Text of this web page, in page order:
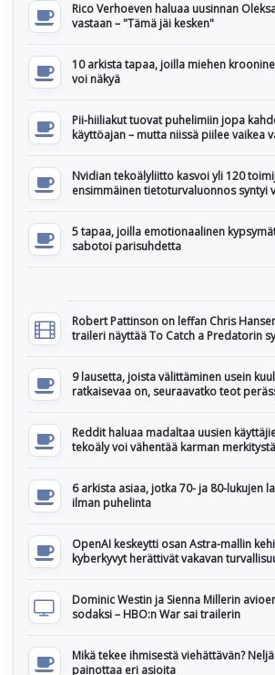
Rico Verhoeven haluaa uusinnan
vastaan – "Tämä jäi kesken"
10 arkista tapaa, joilla miehen
voi näkyä
Pii-hiiliakut tuovat puhelimiin jopa
käyttöajan – mutta niissä piilee vaikea
Nvidian tekoälyliitto kasvoi yli 120
ensimmäinen tietoturvaluonnos syntyi
5 tapaa, joilla emotionaalinen
sabotoi parisuhdetta
Robert Pattinson on leffan Chris
traileri näyttää To Catch a Predatorin
9 lausetta, joista välittäminen usein
ratkaisevaa on, seuraavatko teot
Reddit haluaa madaltaa uusien
tekoäly voi vähentää karman merkitystä
6 arkista asiaa, jotka 70- ja 80-lukujen
ilman puhelinta
OpenAI keskeytti osan Astra-mallin
kyberkyvyt herättivät vakavan
Dominic Westin ja Sienna Millerin
sodaksi – HBO:n War sai trailerin
Mikä tekee ihmisestä viehättävän?
painottaa eri asioita